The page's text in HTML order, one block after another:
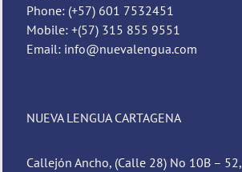
Phone: (+57) 601 7532451
Mobile: +(57) 315 855 9551
Email: info@nuevalengua.com
NUEVA LENGUA CARTAGENA
Callejón Ancho, (Calle 28) No 10B – 52,